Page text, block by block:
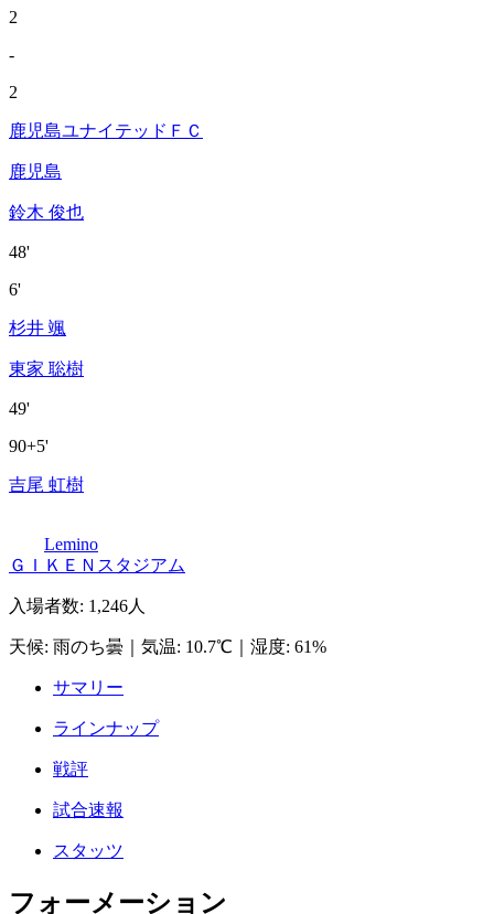
2
-
2
鹿児島ユナイテッドＦＣ
鹿児島
鈴木 俊也
48'
6'
杉井 颯
東家 聡樹
49'
90+5'
吉尾 虹樹
Lemino
ＧＩＫＥＮスタジアム
入場者数: 1,246人
天候: 雨のち曇 気温: 10.7℃ 湿度: 61%
サマリー
ラインナップ
戦評
試合速報
スタッツ
フォーメーション